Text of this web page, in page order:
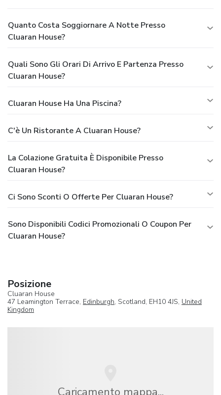
Quanto Costa Soggiornare A Notte Presso
Cluaran House?
Quali Sono Gli Orari Di Arrivo E Partenza Presso
Cluaran House?
Cluaran House Ha Una Piscina?
C'è Un Ristorante A Cluaran House?
La Colazione Gratuita È Disponibile Presso
Cluaran House?
Ci Sono Sconti O Offerte Per Cluaran House?
Sono Disponibili Codici Promozionali O Coupon Per
Cluaran House?
Posizione
Cluaran House
47 Leamington Terrace, Edinburgh, Scotland, EH10 4JS, United
Kingdom
Caricamento mappa...